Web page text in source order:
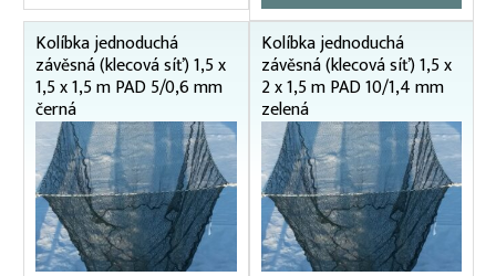
Krycí sítě na sádky, rybníky a klecové chovy
Lodě pracovní
Lodní motory závěsné Honda
Násady na kesery a saky
Nevody
Nosítka na ryby, rukávy na nošení
Odchovné bazény a žlaby
Kolíbka jednoduchá
závěsná (klecová síť) 1,5 x
1,5 x 1,5 m PAD 5/0,6 mm
černá
Kolíbka jednoduchá
závěsná (klecová síť) 1,5 x
2 x 1,5 m PAD 10/1,4 mm
zelená